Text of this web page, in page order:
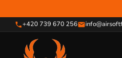
obsah +420 739 670 256
o
š
Zpět
obchodu
Zpět
obchodu